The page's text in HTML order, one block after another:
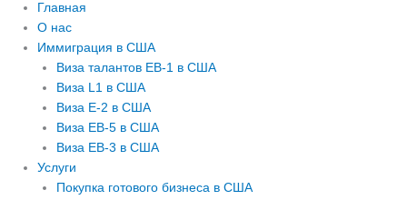
Главная
О нас
Иммиграция в США
Виза талантов EB-1 в США
Виза L1 в США
Виза E-2 в США
Виза EB-5 в США
Виза EB-3 в США
Услуги
Покупка готового бизнеса в США